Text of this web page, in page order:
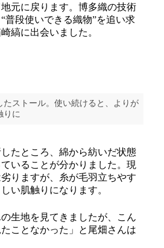
元に戻ります。博多織の技術
普段使いできる織物”を追い求
縞に出会いました。
たストール。使い続けると、よりが
りに
たところ、綿から紡いだ状態
いることが分かりました。現
りますが、糸が毛羽立ちやす
い肌触りになります。
生地を見てきましたが、こん
ことなかった」と尾畑さんは